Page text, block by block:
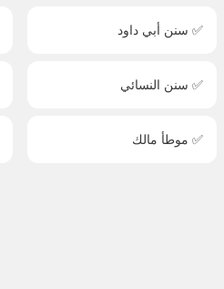
✅ سنن أبي داود
✅ سنن النسائي
✅ موطأ مالك